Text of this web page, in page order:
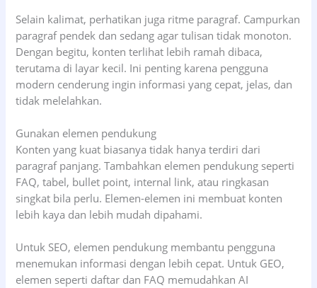
Selain kalimat, perhatikan juga ritme paragraf. Campurkan
paragraf pendek dan sedang agar tulisan tidak monoton.
Dengan begitu, konten terlihat lebih ramah dibaca,
terutama di layar kecil. Ini penting karena pengguna
modern cenderung ingin informasi yang cepat, jelas, dan
tidak melelahkan.
Gunakan elemen pendukung
Konten yang kuat biasanya tidak hanya terdiri dari
paragraf panjang. Tambahkan elemen pendukung seperti
FAQ, tabel, bullet point, internal link, atau ringkasan
singkat bila perlu. Elemen-elemen ini membuat konten
lebih kaya dan lebih mudah dipahami.
Untuk SEO, elemen pendukung membantu pengguna
menemukan informasi dengan lebih cepat. Untuk GEO,
elemen seperti daftar dan FAQ memudahkan AI